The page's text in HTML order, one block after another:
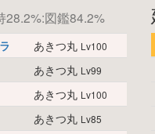
28.2%:図鑑84.2%
あきつ丸 Lv100
あきつ丸 Lv99
あきつ丸 Lv100
あきつ丸 Lv85